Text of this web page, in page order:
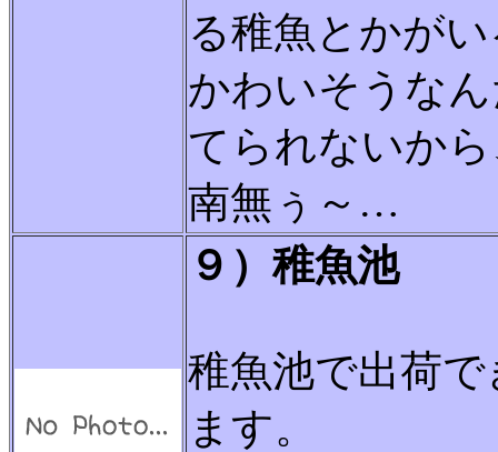
る稚魚とかが
かわいそうな
てられないか
南無ぅ～…
９）稚魚池
稚魚池で出荷
ます。